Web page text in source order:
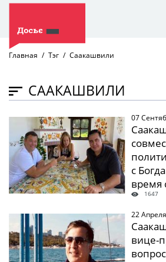
Главная Тэг Саакашвили
СААКАШВИЛИ
07
с
время
1647
22
вице-